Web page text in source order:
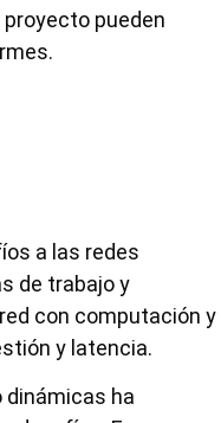
pueden
a las redes
de trabajo y
con computación y
y latencia.
dinámicas ha